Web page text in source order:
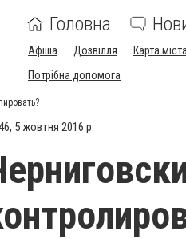
Головна
Афіша Дозвілля Карта міста
Потрібна допомога
5 жовтня 2016 р.